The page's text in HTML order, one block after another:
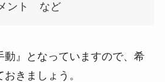
ント など
動』となっていますので、希
きましょう。